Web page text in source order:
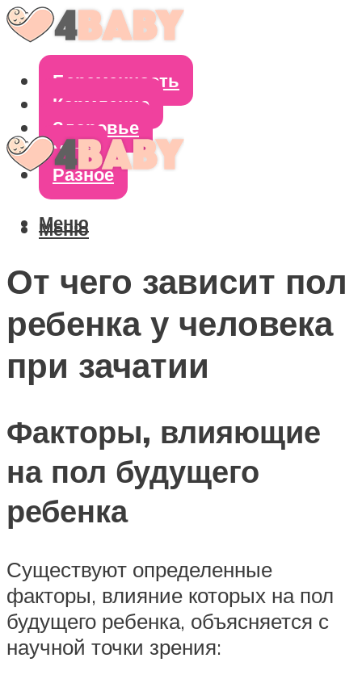
Беременность
Кормление
Здоровье
Уход
Разное
Меню
Меню
От чего зависит пол
ребенка у человека
при зачатии
Факторы, влияющие
на пол будущего
ребенка
Существуют определенные
факторы, влияние которых на пол
будущего ребенка, объясняется с
научной точки зрения: